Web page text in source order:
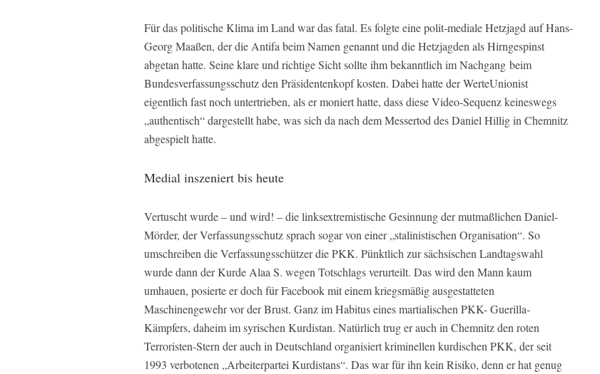
Für das politische Klima im Land war das fatal. Es folgte eine polit-mediale Hetzjagd auf Hans-
Georg Maaßen, der die Antifa beim Namen genannt und die Hetzjagden als Hirngespinst
abgetan hatte. Seine klare und richtige Sicht sollte ihm bekanntlich im Nachgang beim
Bundesverfassungsschutz den Präsidentenkopf kosten. Dabei hatte der WerteUnionist
eigentlich fast noch untertrieben, als er moniert hatte, dass diese Video-Sequenz keineswegs
„authentisch“ dargestellt habe, was sich da nach dem Messertod des Daniel Hillig in Chemnitz
abgespielt hatte.
Medial inszeniert bis heute
Vertuscht wurde – und wird! – die linksextremistische Gesinnung der mutmaßlichen Daniel-
Mörder, der Verfassungsschutz sprach sogar von einer „stalinistischen Organisation“. So
umschreiben die Verfassungsschützer die PKK. Pünktlich zur sächsischen Landtagswahl
wurde dann der Kurde Alaa S. wegen Totschlags verurteilt. Das wird den Mann kaum
umhauen, posierte er doch für Facebook mit einem kriegsmäßig ausgestatteten
Maschinengewehr vor der Brust. Ganz im Habitus eines martialischen PKK- Guerilla-
Kämpfers, daheim im syrischen Kurdistan. Natürlich trug er auch in Chemnitz den roten
Terroristen-Stern der auch in Deutschland organisiert kriminellen kurdischen PKK, der seit
1993 verbotenen „Arbeiterpartei Kurdistans“. Das war für ihn kein Risiko, denn er hat genug